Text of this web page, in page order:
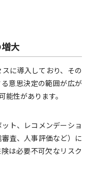
大
に導入しており、その
意思決定の範囲が広が
性があります。
ト、レコメンデーショ
査、人事評価など）に
は必要不可欠なリスク